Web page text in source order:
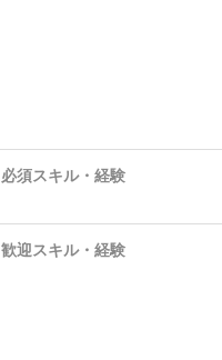
必須スキル・経験
歓迎スキル・経験